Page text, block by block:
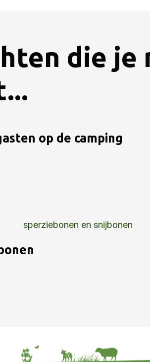
die je
op de camping